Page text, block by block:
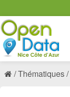
Thématiques